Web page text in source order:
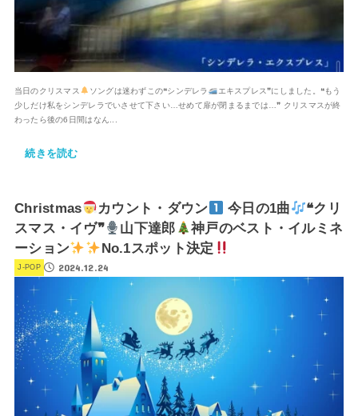
当日のクリスマス ソングは迷わずこの❝シンデレラ
エキスプレス❞にしました。❝もう
少しだけ私をシンデレラでいさせて下さい…せめて扉が閉まるまでは…❞ クリスマスが終
わったら後の6日間はなん...
続きを読む
Christmas カウント・ダウン 今日の1曲
❝クリ
スマス・イヴ❞
山下達郎
神戸のベスト・イルミネ
ーション
No.1スポット決定
J-POP 2024.12.24